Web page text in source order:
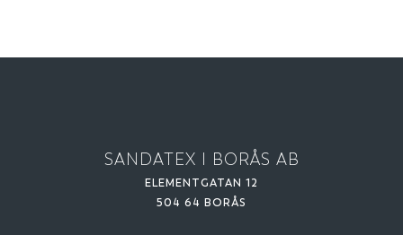
SANDATEX I BORÅS AB
ELEMENTGATAN 12
504 64 BORÅS